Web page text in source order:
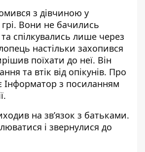
з дівчиною у
Вони не бачились
спілкувались лише через
настільки захопився
поїхати до неї. Він
та втік від опікунів. Про
Інформатор з посиланням
на зв’язок з батьками.
і звернулися до